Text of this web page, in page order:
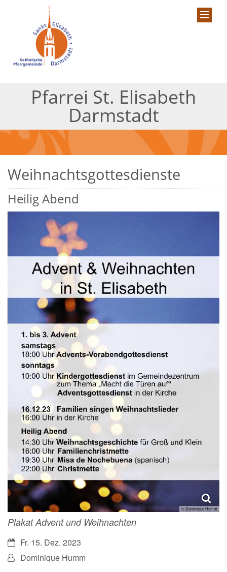
Pfarrei St. Elisabeth
Darmstadt
Weihnachtsgottesdienste
Heilig Abend
© Dominique Humm
Plakat Advent und Weihnachten
Datum:Fr. 15. Dez. 2023
Von:Dominique Humm